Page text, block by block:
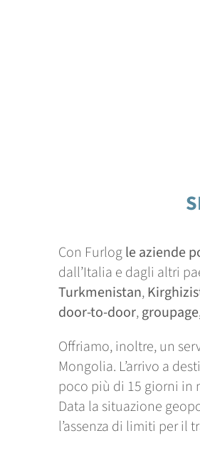
Con Furlogle aziende
dall’Italia e dagli altri
Turkmenistan,
door-to-door,
Offriamo, inoltre, un
Mongolia. L’arrivo a
poco più di 15 giorni in
Data la situazione
l’assenza di limiti per il